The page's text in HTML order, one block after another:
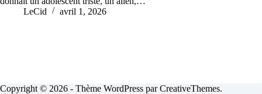
LeCid
avril 1, 2026
Copyright © 2026 - Thème WordPress parCreativeThemes.